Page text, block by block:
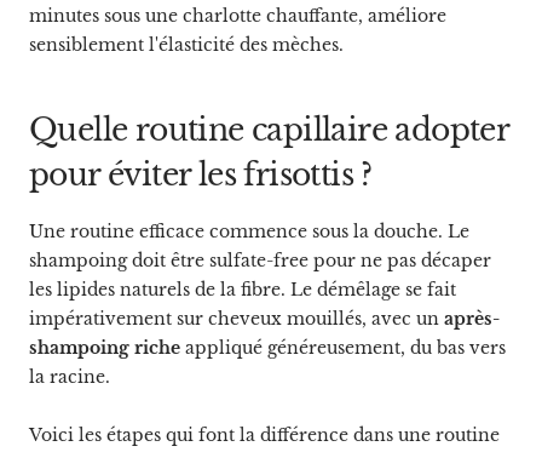
minutes sous une charlotte chauffante, améliore
sensiblement l'élasticité des mèches.
Quelle routine capillaire adopter
pour éviter les frisottis ?
Une routine efficace commence sous la douche. Le
shampoing doit être sulfate-free pour ne pas décaper
les lipides naturels de la fibre. Le démêlage se fait
impérativement sur cheveux mouillés, avec un après-
shampoing riche appliqué généreusement, du bas vers
la racine.
Voici les étapes qui font la différence dans une routine